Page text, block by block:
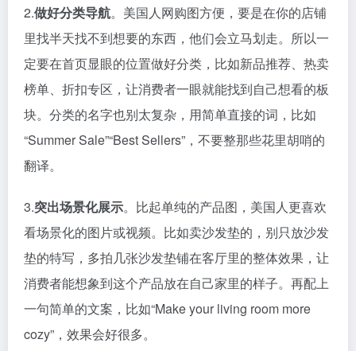
2.做好分类导航。美国人网购图方便，要是在你的店铺
里找半天找不到想要的东西，他们会立马划走。所以一
定要在首页显眼的位置做好分类，比如新品推荐、热卖
榜单、折扣专区，让消费者一眼就能找到自己想看的板
块。分类的名字也别太复杂，用简单直接的词，比如
“Summer Sale”“Best Sellers”，不要整那些花里胡哨的
翻译。
3.突出场景化展示。比起单纯的产品图，美国人更喜欢
看场景化的图片或视频。比如卖沙发垫的，别只放沙发
垫的特写，多拍几张沙发垫铺在客厅里的整体效果，让
消费者能想象到这个产品放在自己家里的样子。再配上
一句简单的文案，比如“Make your living room more
cozy”，效果会好很多。